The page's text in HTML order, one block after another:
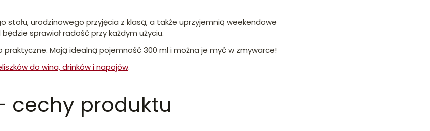
stołu, urodzinowego przyjęcia z klasą, a także uprzyjemnią weekendowe
sprawiał radość przy każdym użyciu.
Mają idealną pojemność 300 ml i można je myć w zmywarce!
do wina, drinków i napojów.
cechy produktu